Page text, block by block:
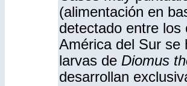
(alimentación en
detectado entre los
América del Sur se
larvas de Diomus
desarrollan